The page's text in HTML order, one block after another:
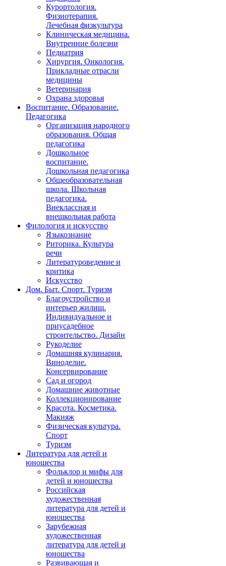
Курортология.
Физиотерапия.
Лечебная физкультура
Клиническая медицина.
Внутренние болезни
Педиатрия
Хирургия. Онкология.
Прикладные отрасли
медицины
Ветеринария
Охрана здоровья
Воспитание. Образование.
Педагогика
Организация народного
образования. Общая
педагогика
Дошкольное
воспитание.
Дошкольная педагогика
Общеобразовательная
школа. Школьная
педагогика.
Внеклассная и
внешкольная работа
Филология и искусство
Языкознание
Риторика. Культура
речи
Литературоведение и
критика
Искусство
Дом. Быт. Спорт. Туризм
Благоустройство и
интерьер жилищ.
Индивидуальное и
приусадебное
строительство. Дизайн
Рукоделие
Домашняя кулинария.
Виноделие.
Консервирование
Сад и огород
Домашние животные
Коллекционирование
Красота. Косметика.
Макияж
Физическая культура.
Спорт
Туризм
Литература для детей и
юношества
Фольклор и мифы для
детей и юношества
Российская
художественная
литература для детей и
юношества
Зарубежная
художественная
литература для детей и
юношества
Развивающая и